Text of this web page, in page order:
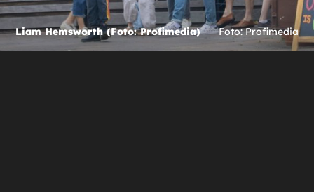
Liam Hemsworth (Foto: Profimedia) Foto: Profimedia